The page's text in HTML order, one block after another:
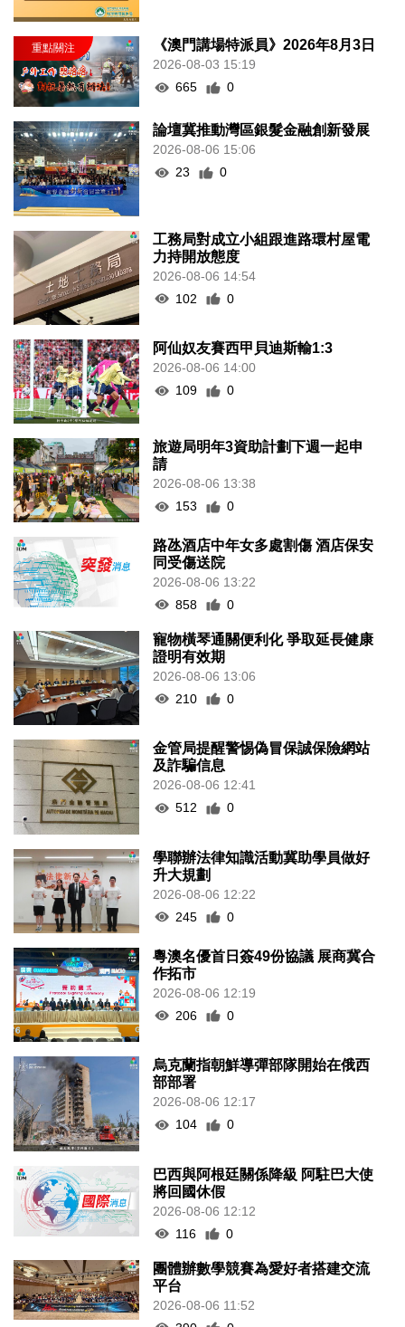
《澳門講場特派員》2026年8月3日
2026-08-03 15:19
665
0
論壇冀推動灣區銀髮金融創新發展
2026-08-06 15:06
23
0
工務局對成立小組跟進路環村屋電
力持開放態度
2026-08-06 14:54
102
0
阿仙奴友賽西甲貝迪斯輸1:3
2026-08-06 14:00
109
0
旅遊局明年3資助計劃下週一起申
請
2026-08-06 13:38
153
0
路氹酒店中年女多處割傷 酒店保安
同受傷送院
2026-08-06 13:22
858
0
寵物橫琴通關便利化 爭取延長健康
證明有效期
2026-08-06 13:06
210
0
金管局提醒警惕偽冒保誠保險網站
及詐騙信息
2026-08-06 12:41
512
0
學聯辦法律知識活動冀助學員做好
升大規劃
2026-08-06 12:22
245
0
粵澳名優首日簽49份協議 展商冀合
作拓市
2026-08-06 12:19
206
0
烏克蘭指朝鮮導彈部隊開始在俄西
部部署
2026-08-06 12:17
104
0
巴西與阿根廷關係降級 阿駐巴大使
將回國休假
2026-08-06 12:12
116
0
團體辦數學競賽為愛好者搭建交流
平台
2026-08-06 11:52